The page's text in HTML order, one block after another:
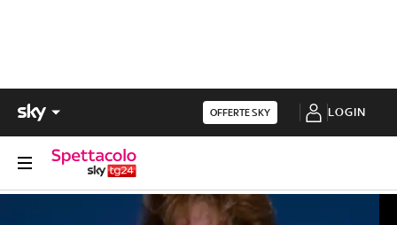
OFFERTE SKY LOGIN